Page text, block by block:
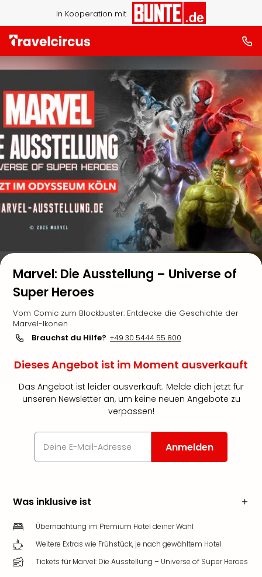
in Kooperation mit
Marvel: Die Ausstellung – Universe of
Super Heroes
Vom Comic zum Blockbuster: Entdecke die Geschichte der
Marvel-Ikonen
Brauchst du Hilfe? +49 30 5444 55 800
Dieses Angebot ist im Moment ausverkauft
Das Angebot ist leider ausverkauft. Melde dich jetzt für
unseren Newsletter an, um keine neuen Angebote zu
verpassen!
Anmelden
Was inklusive ist
Übernachtung im Premium Hotel deiner Wahl
Weitere Extras wie Frühstück, je nach gewähltem Hotel
Tickets für Marvel: Die Ausstellung – Universe of Super Heroes